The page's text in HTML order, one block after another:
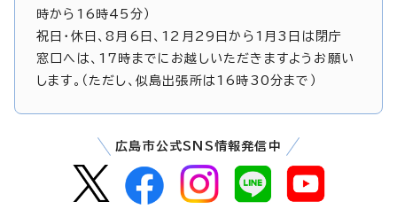
時から16時45分）
祝日・休日、8月6日、12月29日から1月3日は閉庁
窓口へは、17時までにお越しいただきますようお願い
します。（ただし、似島出張所は16時30分まで）
広島市公式SNS情報発信中